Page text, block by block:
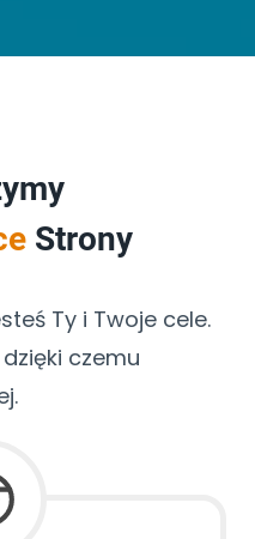
Strony
Ty i Twoje cele.
czemu